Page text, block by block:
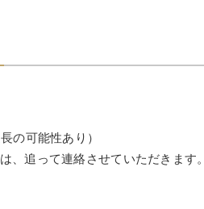
の可能性あり）
、追って連絡させていただきます。